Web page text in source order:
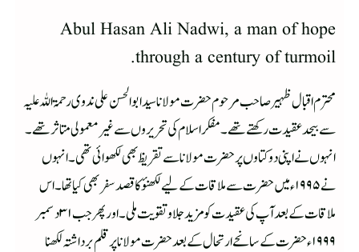
Abul Hasan Ali Nadwi, a man of hope
through a century of turmoil.
محترم اقبال ظہیر صاحب مرحوم حضرت مولانا سید ابو الحسن علی ندوی رحمۃ اللہ علیہ
سے بیحد عقیدت رکھتے تھے ۔ مفکر اسلام کی تحریروں سے غیر معمولی متاثر تھے ۔
انہوں نے اپنی دو کتاوں پر حضرت مولانا سے تقریظ بھی لکھوائی تھی ۔انہوں
نے ۱۹۹۵ء میں حضرت سے ملاقات کے لیے لکھنؤ کا قصد سفر بھی کیا تھا ۔ اس
ملاقات کے بعد آپ کی عقیدت کو مزید جلا وتقویت ملی۔ اور پھر جب ۳۱ دسمبر
۱۹۹۹ء حضرت کے سانحے ارتحال کے بعد حضرت مولانا پر قلم برداشتہ لکھنا